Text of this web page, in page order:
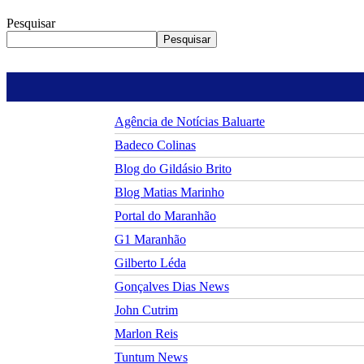
Pesquisar
Pesquisar
Agência de Notícias Baluarte
Badeco Colinas
Blog do Gildásio Brito
Blog Matias Marinho
Portal do Maranhão
G1 Maranhão
Gilberto Léda
Gonçalves Dias News
John Cutrim
Marlon Reis
Tuntum News